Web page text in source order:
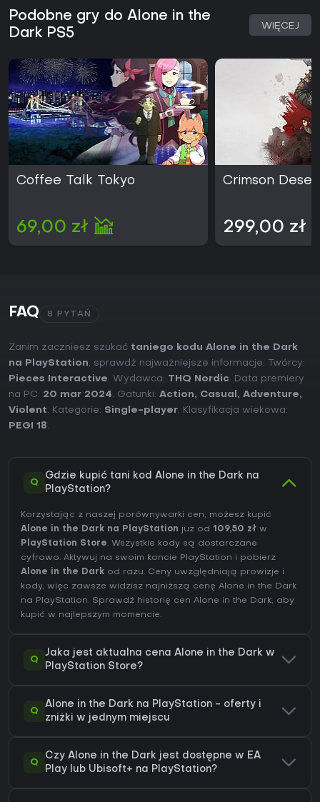
Podobne gry do Alone in the
Dark PS5
WIĘCEJ
Coffee Talk Tokyo
69,00 zł
Crimson
299,00 zł
FAQ 8 PYTAŃ
Zanim zaczniesz szukać taniego kodu Alone in the Dark
na PlayStation, sprawdź najważniejsze informacje. Twórcy:
Pieces Interactive. Wydawca: THQ Nordic. Data premiery
na PC: 20 mar 2024. Gatunki: Action, Casual , Adventure,
Violent. Kategorie: Single-player. Klasyfikacja wiekowa:
PEGI 18.
Q
Gdzie kupić tani kod Alone in the Dark na
PlayStation?
Korzystając z naszej porównywarki cen, możesz kupić
Alone in the Dark na PlayStation już od 109,50 zł w
PlayStation Store. Wszystkie kody są dostarczane
cyfrowo. Aktywuj na swoim koncie PlayStation i pobierz
Alone in the Dark od razu. Ceny uwzględniają prowizje i
kody, więc zawsze widzisz najniższą cenę Alone in the Dark
na PlayStation. Sprawdź historię cen Alone in the Dark, aby
kupić w najlepszym momencie.
Q
Jaka jest aktualna cena Alone in the Dark w
PlayStation Store?
Q
Alone in the Dark na PlayStation - oferty i
zniżki w jednym miejscu
Q
Czy Alone in the Dark jest dostępne w EA
Play lub Ubisoft+ na PlayStation?